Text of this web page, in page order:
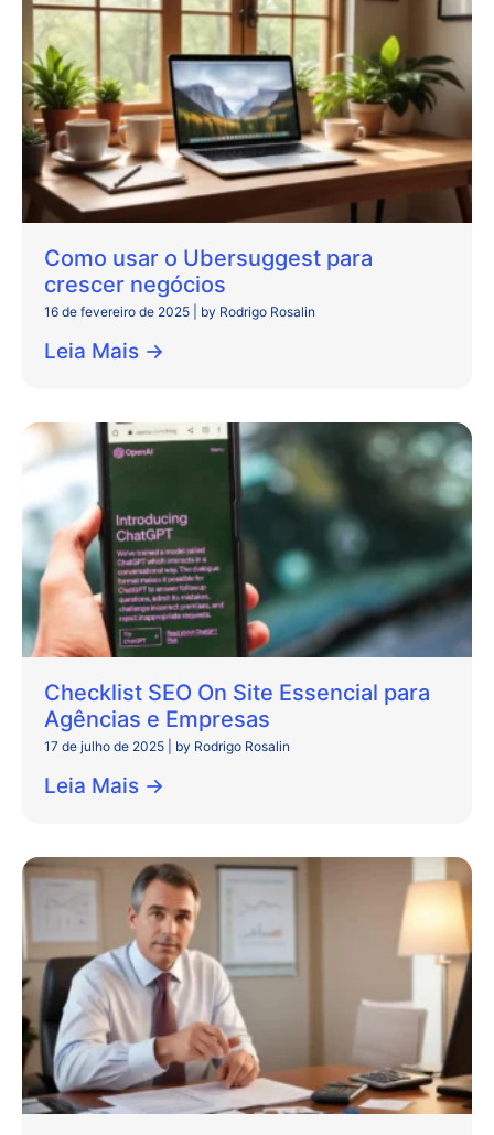
Como usar o Ubersuggest para
crescer negócios
16 de fevereiro de 2025 by Rodrigo Rosalin
Leia Mais →
Checklist SEO On Site Essencial para
Agências e Empresas
17 de julho de 2025 by Rodrigo Rosalin
Leia Mais →